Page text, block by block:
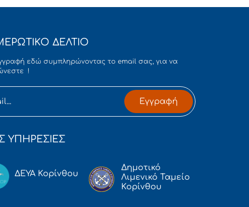
ΔΕΛΤΙΟ
εδώ συμπληρώνοντας το email σας, για να
!
Εγγραφή
ΥΠΗΡΕΣΙΕΣ
ΔΕΥΑ Κορίνθου
Δημοτικό
Λιμενικό Ταμείο
Κορίνθου